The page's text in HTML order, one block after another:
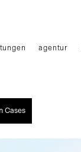
agentur
Cases